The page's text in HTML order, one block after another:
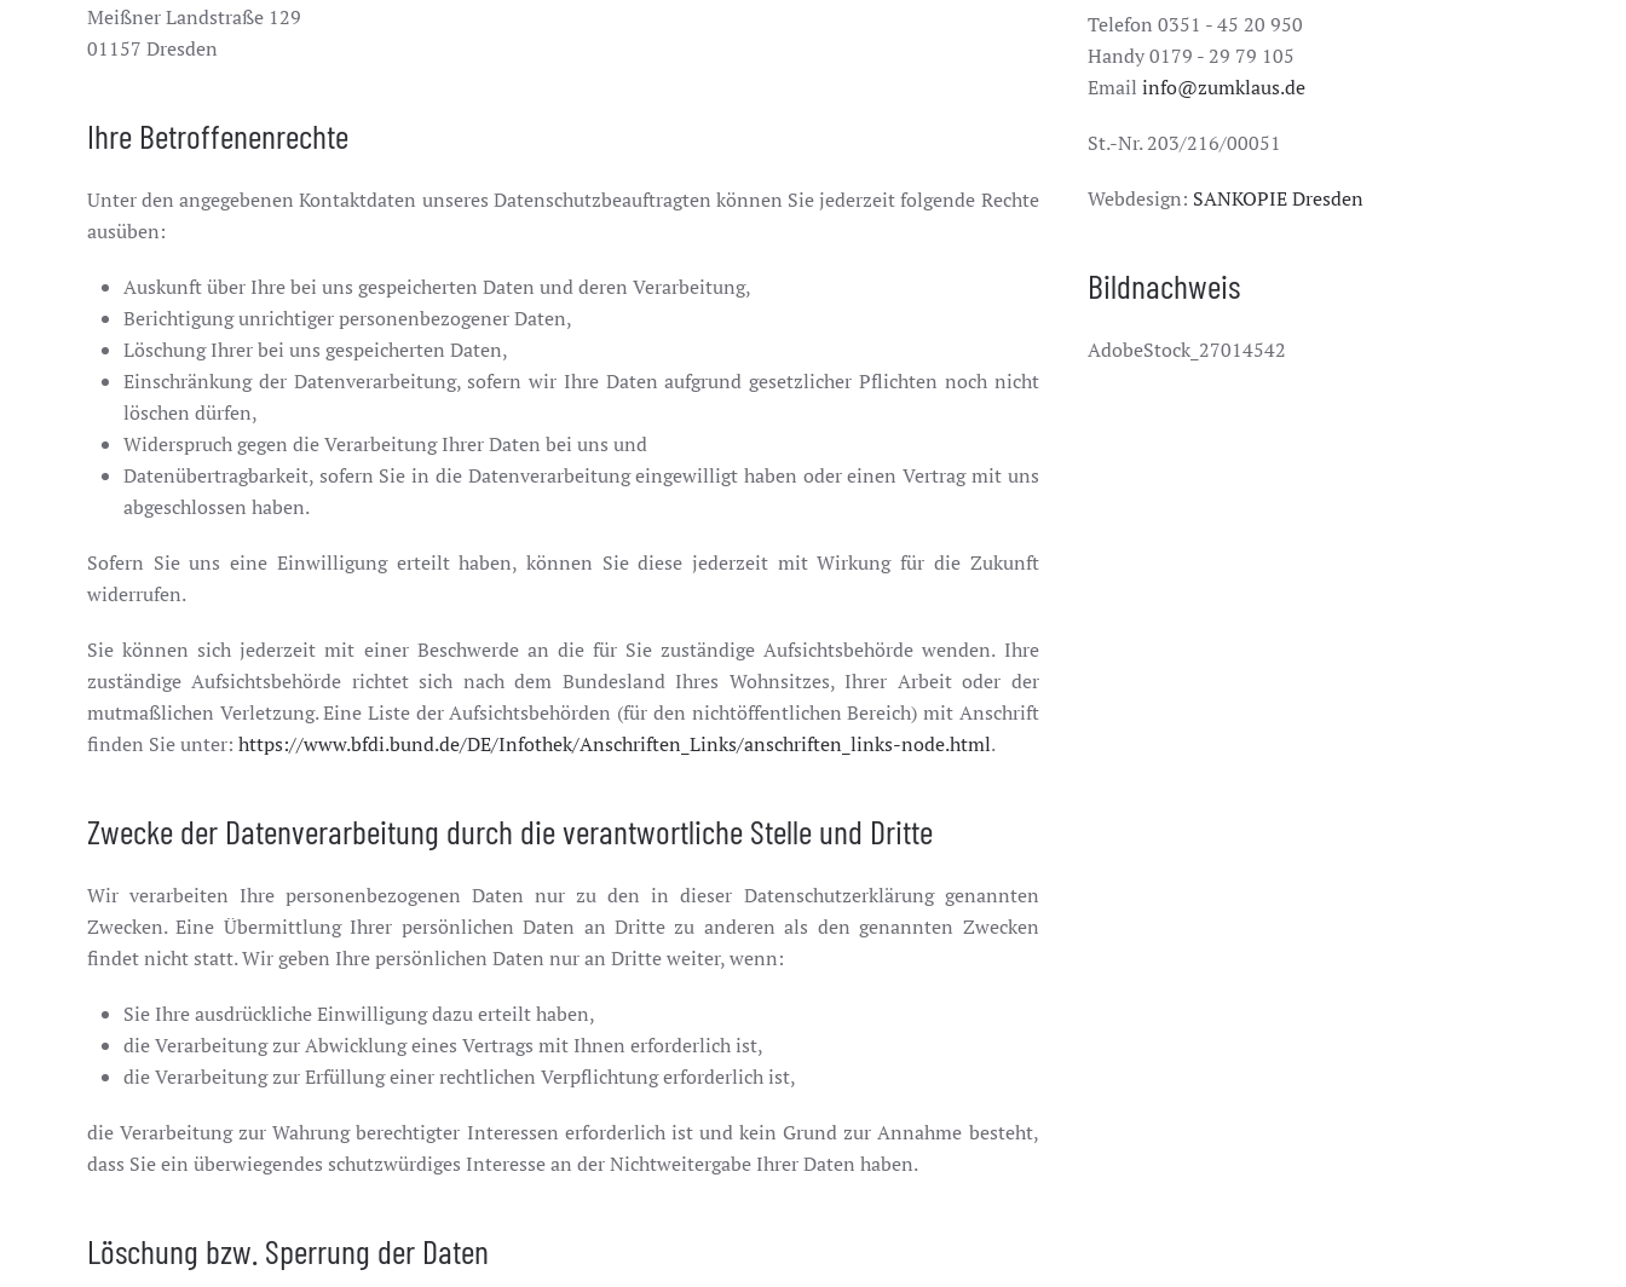
Meißner Landstraße 129
01157 Dresden
Ihre Betroffenenrechte
Unter den angegebenen Kontaktdaten unseres Datenschutzbeauftragten können Sie jederzeit folgende Rechte
ausüben:
Auskunft über Ihre bei uns gespeicherten Daten und deren Verarbeitung,
Berichtigung unrichtiger personenbezogener Daten,
Löschung Ihrer bei uns gespeicherten Daten,
Einschränkung der Datenverarbeitung, sofern wir Ihre Daten aufgrund gesetzlicher Pflichten noch nicht
löschen dürfen,
Widerspruch gegen die Verarbeitung Ihrer Daten bei uns und
Datenübertragbarkeit, sofern Sie in die Datenverarbeitung eingewilligt haben oder einen Vertrag mit uns
abgeschlossen haben.
Sofern Sie uns eine Einwilligung erteilt haben, können Sie diese jederzeit mit Wirkung für die Zukunft
widerrufen.
Sie können sich jederzeit mit einer Beschwerde an die für Sie zuständige Aufsichtsbehörde wenden. Ihre
zuständige Aufsichtsbehörde richtet sich nach dem Bundesland Ihres Wohnsitzes, Ihrer Arbeit oder der
mutmaßlichen Verletzung. Eine Liste der Aufsichtsbehörden (für den nichtöffentlichen Bereich) mit Anschrift
finden Sie unter: https://www.bfdi.bund.de/DE/Infothek/Anschriften_Links/anschriften_links-node.html.
Zwecke der Datenverarbeitung durch die verantwortliche Stelle und Dritte
Wir verarbeiten Ihre personenbezogenen Daten nur zu den in dieser Datenschutzerklärung genannten
Zwecken. Eine Übermittlung Ihrer persönlichen Daten an Dritte zu anderen als den genannten Zwecken
findet nicht statt. Wir geben Ihre persönlichen Daten nur an Dritte weiter, wenn:
Sie Ihre ausdrückliche Einwilligung dazu erteilt haben,
die Verarbeitung zur Abwicklung eines Vertrags mit Ihnen erforderlich ist,
die Verarbeitung zur Erfüllung einer rechtlichen Verpflichtung erforderlich ist,
die Verarbeitung zur Wahrung berechtigter Interessen erforderlich ist und kein Grund zur Annahme besteht,
dass Sie ein überwiegendes schutzwürdiges Interesse an der Nichtweitergabe Ihrer Daten haben.
Löschung bzw. Sperrung der Daten
Telefon 0351 - 45 20 950
Handy 0179 - 29 79 105
Email info@zumklaus.de
St.-Nr. 203/216/00051
Webdesign: SANKOPIE Dresden
Bildnachweis
AdobeStock_27014542